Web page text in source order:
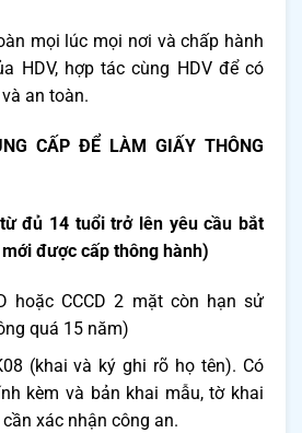
mọi lúc mọi nơi và chấp hành
HDV, hợp tác cùng HDV để có
an toàn.
CẤP ĐỂ LÀM GIẤY THÔNG
đủ 14 tuổi trở lên yêu cầu bắt
mới được cấp thông hành)
hoặc CCCD 2 mặt còn hạn sử
quá 15 năm)
(khai và ký ghi rõ họ tên). Có
kèm và bản khai mẫu, tờ khai
xác nhận công an.